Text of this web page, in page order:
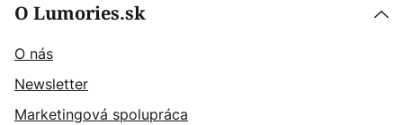
O Lumories.sk
O nás
Newsletter
Marketingová spolupráca